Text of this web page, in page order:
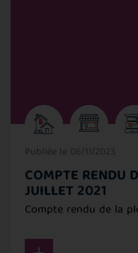
Publiée le 06/11/2023
COMPTE RENDU
JUILLET 2021
Compte rendu de la